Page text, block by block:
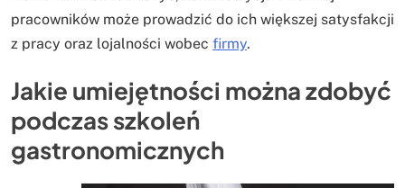
pracowników może prowadzić do ich większej satysfakcji
z pracy oraz lojalności wobec firmy.
Jakie umiejętności można zdobyć
podczas szkoleń
gastronomicznych